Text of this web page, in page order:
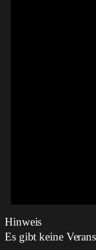
Hinweis
Es gibt keine